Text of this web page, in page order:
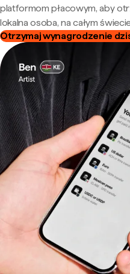
platformom płacowym, aby
lokalna osoba, na całym
Otrzymaj wynagrodzenie